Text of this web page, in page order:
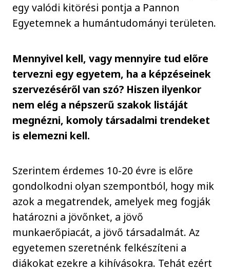
egy valódi kitörési pontja a Pannon
Egyetemnek a humántudományi területen.
Mennyivel kell, vagy mennyire tud előre
tervezni egy egyetem, ha a képzéseinek
szervezéséről van szó? Hiszen ilyenkor
nem elég a népszerű szakok listáját
megnézni, komoly társadalmi trendeket
is elemezni kell.
Szerintem érdemes 10-20 évre is előre
gondolkodni olyan szempontból, hogy mik
azok a megatrendek, amelyek meg fogják
határozni a jövőnket, a jövő
munkaerőpiacát, a jövő társadalmát. Az
egyetemen szeretnénk felkészíteni a
diákokat ezekre a kihívásokra. Tehát ezért